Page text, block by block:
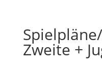
Zweite +